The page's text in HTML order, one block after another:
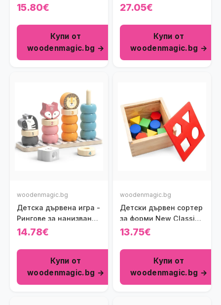
Пирамида
15.80€
Купи от
woodenmagic.bg →
отпадъци Viga toys
27.05€
Купи от
woodenmagic.bg →
woodenmagic.bg
Детска дървена игра -
Рингове за нанизване
Polar B Viga toys
14.78€
Купи от
woodenmagic.bg →
woodenmagic.bg
Детски дървен сортер
за форми New Classic
Toys
13.75€
Купи от
woodenmagic.bg →